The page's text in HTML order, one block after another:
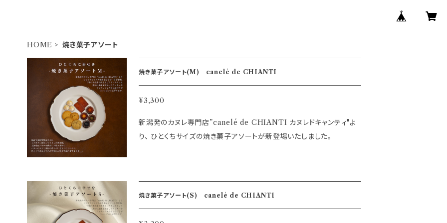
HOME 焼き菓子アソート
焼き菓子アソート(M) canelé de CHIANTI
¥3,300
新潟発のカヌレ専門店”canelé de CHIANTI カヌレドキャンティ"よ
り、 ひとくちサイズの焼き菓子アソートが新登場いたしました。
焼き菓子アソート(S) canelé de CHIANTI